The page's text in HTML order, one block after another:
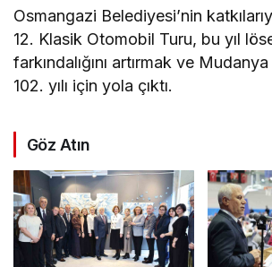
Osmangazi Belediyesi’nin
12. Klasik Otomobil Turu, bu yıl
farkındalığını artırmak ve
102. yılı için yola çıktı.
Göz Atın